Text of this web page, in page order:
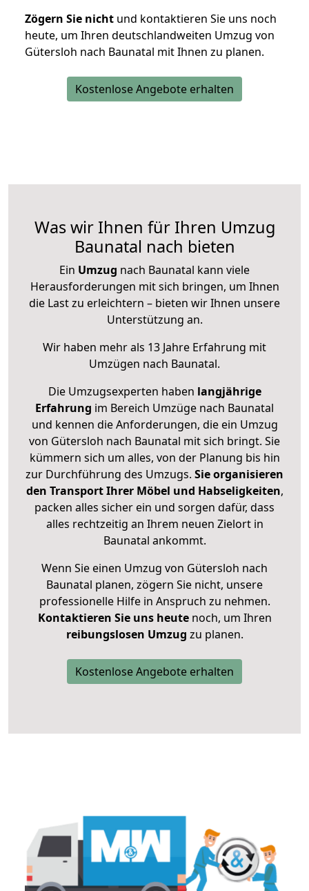
Zögern Sie nicht und kontaktieren Sie uns noch
heute, um Ihren deutschlandweiten Umzug von
Gütersloh nach Baunatal mit Ihnen zu planen.
Kostenlose Angebote erhalten
Was wir Ihnen für Ihren Umzug
Baunatal nach bieten
Ein Umzug nach Baunatal kann viele
Herausforderungen mit sich bringen, um Ihnen
die Last zu erleichtern – bieten wir Ihnen unsere
Unterstützung an.
Wir haben mehr als 13 Jahre Erfahrung mit
Umzügen nach Baunatal.
Die Umzugsexperten haben langjährige
Erfahrung im Bereich Umzüge nach Baunatal
und kennen die Anforderungen, die ein Umzug
von Gütersloh nach Baunatal mit sich bringt. Sie
kümmern sich um alles, von der Planung bis hin
zur Durchführung des Umzugs. Sie organisieren
den Transport Ihrer Möbel und Habseligkeiten,
packen alles sicher ein und sorgen dafür, dass
alles rechtzeitig an Ihrem neuen Zielort in
Baunatal ankommt.
Wenn Sie einen Umzug von Gütersloh nach
Baunatal planen, zögern Sie nicht, unsere
professionelle Hilfe in Anspruch zu nehmen.
Kontaktieren Sie uns heutenoch, um Ihren
reibungslosen Umzug zu planen.
Kostenlose Angebote erhalten